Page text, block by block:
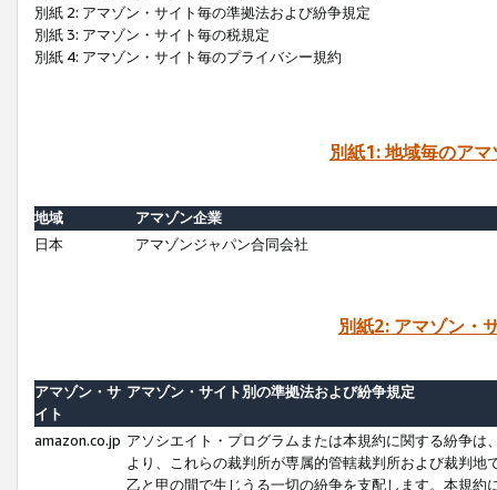
別紙 2: アマゾン・サイト毎の準拠法および紛争規定
別紙 3: アマゾン・サイト毎の税規定
別紙 4: アマゾン・サイト毎のプライバシー規約
別紙1: 地域毎のア
地域
アマゾン企業
日本
アマゾンジャパン合同会社
別紙2: アマゾン・
アマゾン・サ
イト
アマゾン・サイト別の準拠法および紛争規定
amazon.co.jp アソシエイト・プログラムまたは本規約に関する紛争
より、これらの裁判所が専属的管轄裁判所および裁判
乙と甲の間で生じうる一切の紛争を支配します。本規